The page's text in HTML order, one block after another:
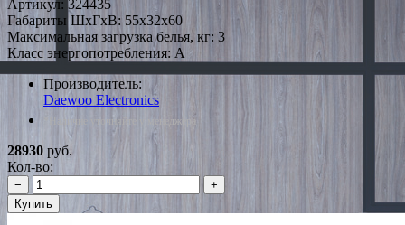
Артикул:324435
Габариты ШxГxВ: 55x32x60
Максимальная загрузка белья, кг: 3
Класс энергопотребления: A
Производитель:
Daewoo Electronics
*Наличие уточняйте у менеджера
28930 руб.
Кол-во:
−
+
Купить